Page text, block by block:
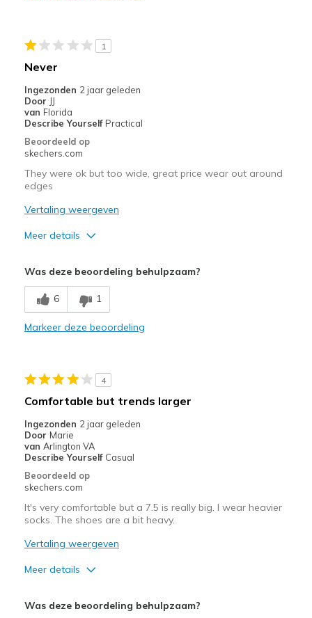
1
Never
Ingezonden 2 jaar geleden
Door JJ
van Florida
Describe Yourself Practical
Beoordeeld op
skechers.com
They were ok but too wide, great price wear out around
edges
Vertaling weergeven
Meer details
Comfortable
Beste toepassingen
Casual Wear
Width
Sizing
Feels half size too big
Was deze beoordeling behulpzaam?
6 1
Markeer deze beoordeling
4
Comfortable but trends larger
Ingezonden 2 jaar geleden
Door Marie
van Arlington VA
Describe Yourself Casual
Beoordeeld op
skechers.com
It's very comfortable but a 7.5 is really big. I wear heavier
socks. The shoes are a bit heavy.
Vertaling weergeven
Meer details
Was deze beoordeling behulpzaam?